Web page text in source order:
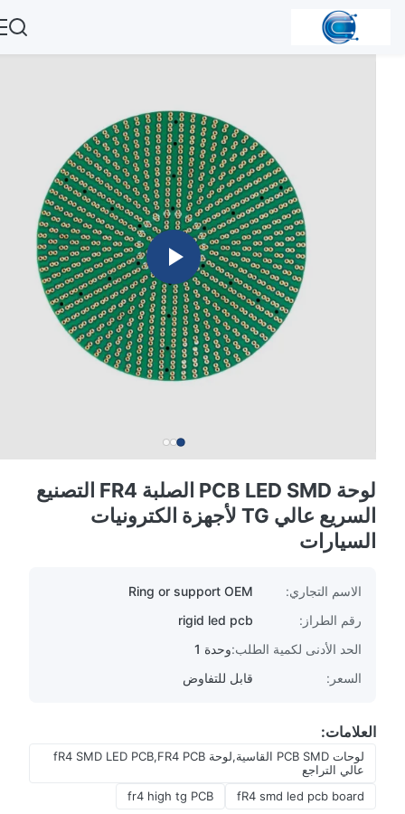
لوحة PCB LED SMD الصلبة FR4 التصنيع
السريع عالي TG لأجهزة الكترونيات
السيارات
الاسم التجاري:
Ring or support OEM
رقم الطراز:
rigid led pcb
الحد الأدنى لكمية الطلب:وحدة 1
السعر:
قابل للتفاوض
العلامات:
لوحات PCB SMD القاسية,لوحة fR4 SMD LED PCB,FR4 PCB
عالي التراجع
fR4 smd led pcb board
fr4 high tg PCB